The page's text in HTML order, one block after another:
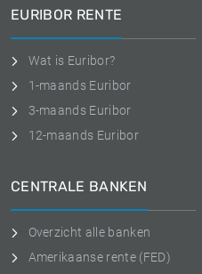
EURIBOR RENTE
Wat is Euribor?
1-maands Euribor
3-maands Euribor
12-maands Euribor
CENTRALE BANKEN
Overzicht alle banken
Amerikaanse rente (FED)